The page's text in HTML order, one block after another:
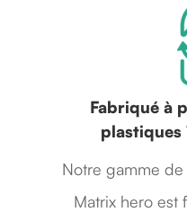
Fabriqué à
plastiques
Notre gamme
Matrix hero est